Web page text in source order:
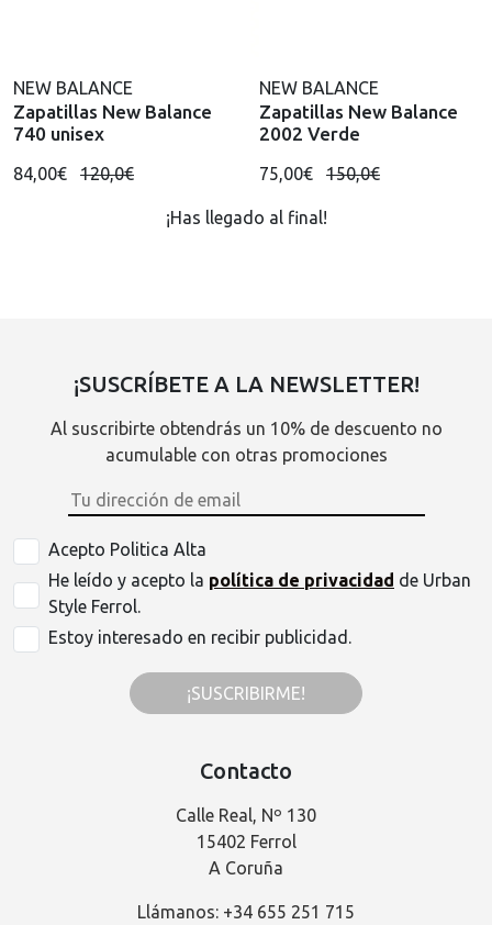
NEW BALANCE
Zapatillas New Balance
740 unisex
84,00€ 120,0€
NEW BALANCE
Zapatillas New Balance
2002 Verde
75,00€ 150,0€
¡Has llegado al final!
¡SUSCRÍBETE A LA NEWSLETTER!
Al suscribirte obtendrás un 10% de descuento no
acumulable con otras promociones
Acepto Politica Alta
He leído y acepto la política de privacidad de Urban
Style Ferrol.
Estoy interesado en recibir publicidad.
¡SUSCRIBIRME!
Contacto
Calle Real, Nº 130
15402 Ferrol
A Coruña
Llámanos: +34 655 251 715